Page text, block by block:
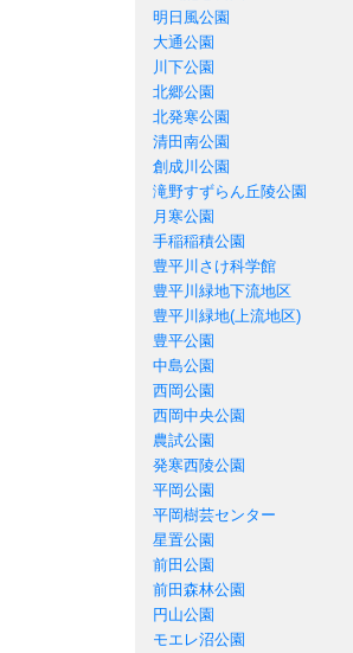
明日風公園
大通公園
川下公園
北郷公園
北発寒公園
清田南公園
創成川公園
滝野すずらん丘陵公園
月寒公園
手稲稲積公園
豊平川さけ科学館
豊平川緑地下流地区
豊平川緑地(上流地区)
豊平公園
中島公園
西岡公園
西岡中央公園
農試公園
発寒西陵公園
平岡公園
平岡樹芸センター
星置公園
前田公園
前田森林公園
円山公園
モエレ沼公園